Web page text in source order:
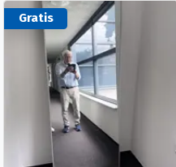
Gratis